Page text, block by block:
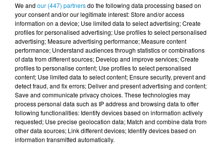
DERNIERS PODCASTS
24 juillet 2026
Les Zinformés - 24/07/26
We and our (447) partnersdo the following data processing based on
your consent and/or our legitimate interest: Store and/or access
information on a device; Use limited data to select advertising; Create
profiles for personalised advertising; Use profiles to select personalised
advertising; Measure advertising performance; Measure content
performance; Understand audiences through statistics or combinations
of data from different sources; Develop and improve services; Create
profiles to personalise content; Use profiles to select personalised
content; Use limited data to select content; Ensure security, prevent and
detect fraud, and fix errors; Deliver and present advertising and content;
Save and communicate privacy choices. These technologies may
process personal data such as IP address and browsing data to offer
following functionalities: Identify devices based on information actively
requested; Use precise geolocation data; Match and combine data from
other data sources; Link different devices; Identify devices based on
information transmitted automatically.